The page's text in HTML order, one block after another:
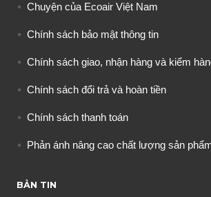
Chuyện của Ecoair Việt Nam
Chính sách bảo mật thông tin
Chính sách giao, nhận hàng và kiểm
Chính sách đổi trả và hoàn tiền
Chính sách thanh toán
Phản ánh nâng cao chất lượng sản
BẢN TIN